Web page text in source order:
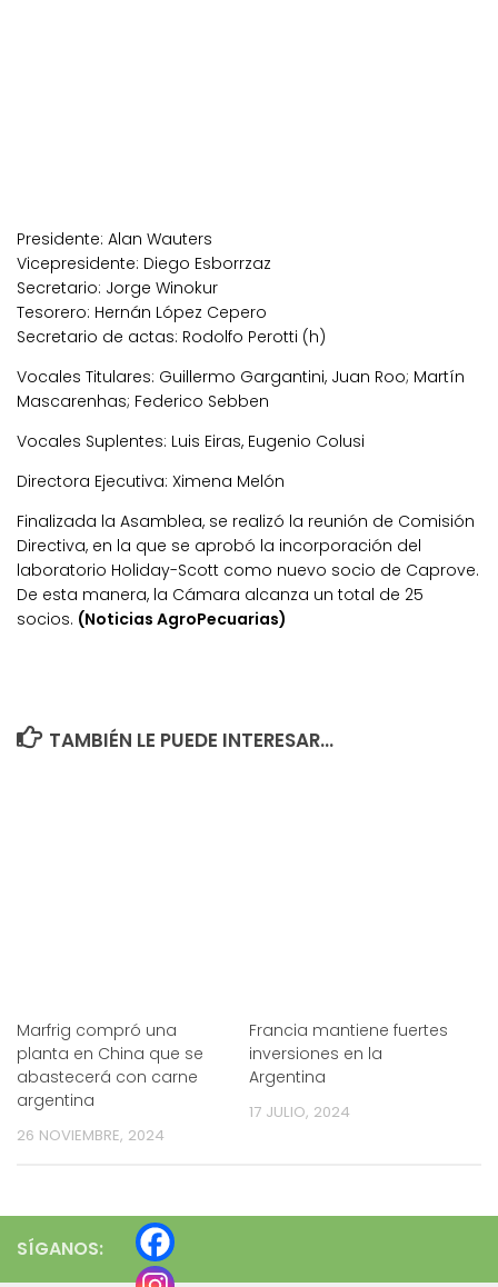
Presidente: Alan Wauters
Vicepresidente: Diego Esborrzaz
Secretario: Jorge Winokur
Tesorero: Hernán López Cepero
Secretario de actas: Rodolfo Perotti (h)
Vocales Titulares: Guillermo Gargantini, Juan Roo; Martín
Mascarenhas; Federico Sebben
Vocales Suplentes: Luis Eiras, Eugenio Colusi
Directora Ejecutiva: Ximena Melón
Finalizada la Asamblea, se realizó la reunión de Comisión
Directiva, en la que se aprobó la incorporación del
laboratorio Holiday-Scott como nuevo socio de Caprove.
De esta manera, la Cámara alcanza un total de 25
socios. (Noticias AgroPecuarias)
TAMBIÉN LE PUEDE INTERESAR...
Marfrig compró una
planta en China que se
abastecerá con carne
argentina
26 NOVIEMBRE, 2024
Francia mantiene fuertes
inversiones en la
Argentina
17 JULIO, 2024
SÍGANOS: